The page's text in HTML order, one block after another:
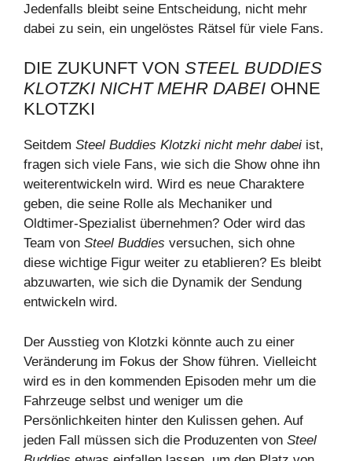
Jedenfalls bleibt seine Entscheidung, nicht mehr
dabei zu sein, ein ungelöstes Rätsel für viele Fans.
DIE ZUKUNFT VON STEEL BUDDIES
KLOTZKI NICHT MEHR DABEI OHNE
KLOTZKI
Seitdem Steel Buddies Klotzki nicht mehr dabei ist,
fragen sich viele Fans, wie sich die Show ohne ihn
weiterentwickeln wird. Wird es neue Charaktere
geben, die seine Rolle als Mechaniker und
Oldtimer-Spezialist übernehmen? Oder wird das
Team von Steel Buddies versuchen, sich ohne
diese wichtige Figur weiter zu etablieren? Es bleibt
abzuwarten, wie sich die Dynamik der Sendung
entwickeln wird.
Der Ausstieg von Klotzki könnte auch zu einer
Veränderung im Fokus der Show führen. Vielleicht
wird es in den kommenden Episoden mehr um die
Fahrzeuge selbst und weniger um die
Persönlichkeiten hinter den Kulissen gehen. Auf
jeden Fall müssen sich die Produzenten von Steel